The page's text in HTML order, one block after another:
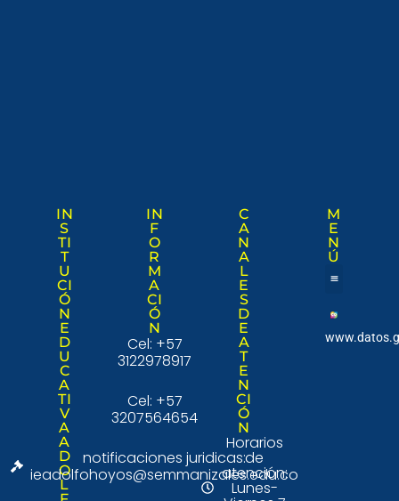
IN
S
TI
T
U
CI
Ó
N
E
D
U
C
A
TI
V
A
A
D
O
L
IN
F
O
R
M
A
CI
Ó
N
Cel: +57
3122978917
Cel: +57
3207564654
notificaciones juridicas:
ieadolfohoyos@semmanizales.edu.co
C
A
N
A
L
E
S
D
E
A
T
E
N
CI
Ó
N
Horarios
de
atención:
Lunes-
M
E
N
Ú